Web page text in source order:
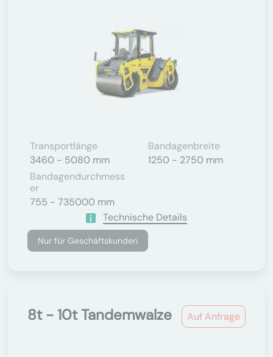
Transportlänge
3460 - 5080 mm
Bandagenbreite
1250 - 2750 mm
Bandagendurchmess
Er
755 - 735000 mm
Technische Details
Nur für Geschäftskunden
Auf Anfrage
8t - 10t Tandemwalze